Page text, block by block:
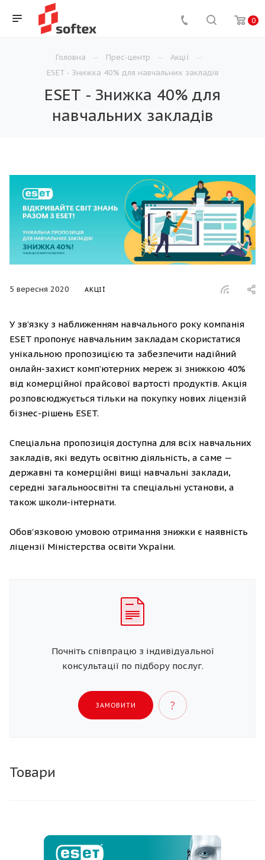
0
Головна Прес-центр
Акції
ESET - Знижка 40% для навчальних закладів
ESET - Знижка 40% для
навчальних закладів
5 вересня 2020 АКЦІЇ
У зв’язку з наближенням навчального року компанія
ESET пропонує навчальним закладам скористатися
унікальною пропозицією та забезпечити надійний
онлайн-захист комп’ютерних мереж зі знижкою 40%
від комерційної прайсової вартості продуктів. Акція
розповсюджується тільки на покупку нових ліцензій
бізнес-рішень ESET.
Спеціальна пропозиція доступна для всіх навчальних
закладів, які ведуть освітню діяльність, а саме —
державні та комерційні вищі навчальні заклади,
середні загальноосвітні та спеціальні установи, а
також школи-інтернати.
Обов'язковою умовою отримання знижки є наявність
ліцензії Міністерства освіти України.
Почніть співпрацю з індивідуальної
консультації по підбору послуг.
ЗАМОВИТИ
Товари